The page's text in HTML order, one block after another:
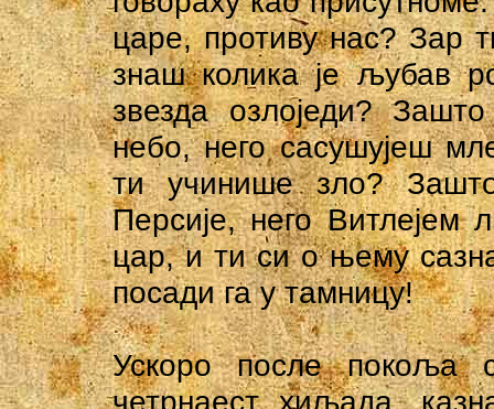
царе, противу нас? Зар
знаш колика је љубав
звезда озлоједи?
небо, него сасушујеш
ти учинише зло?
Персије, него
цар, и ти си о њему
посади га у тамницу!
Ускоро после покоља
четрнаест хиљада,